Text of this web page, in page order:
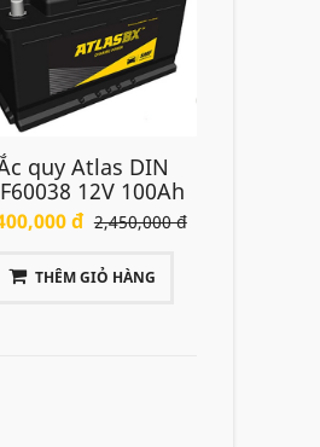
quy Atlas DIN
12V 100Ah
đ 2,450,000 đ
THÊM GIỎ HÀNG